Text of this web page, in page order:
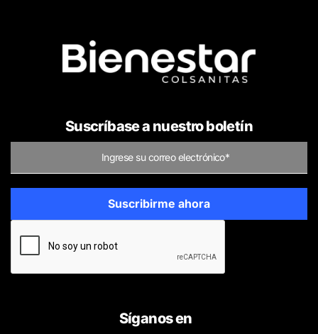
Suscríbase a nuestro boletín
Síganos en